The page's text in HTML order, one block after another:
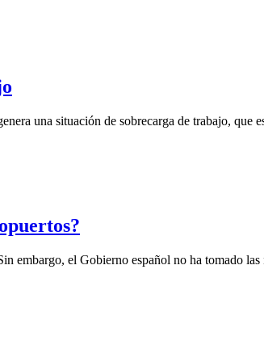
una situación de sobrecarga de trabajo, que
embargo, el Gobierno español no ha tomado